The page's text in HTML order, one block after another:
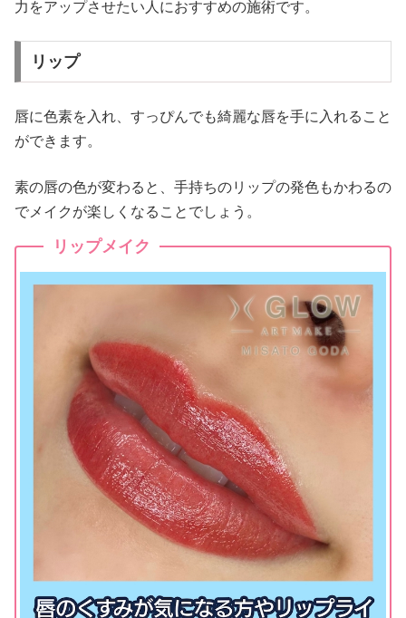
力をアップさせたい人におすすめの施術です。
リップ
唇に色素を入れ、すっぴんでも綺麗な唇を手に入れること
ができます。
素の唇の色が変わると、手持ちのリップの発色もかわるの
でメイクが楽しくなることでしょう。
リップメイク